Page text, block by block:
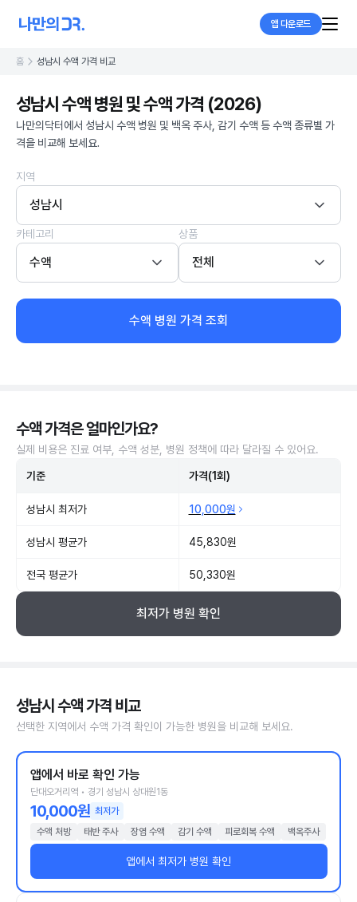
앱 다운로드
홈 성남시 수액 가격 비교
성남시 수액 병원 및 수액 가격 (2026)
나만의닥터에서 성남시 수액 병원 및 백옥 주사, 감기 수액 등 수액 종류별 가
격을 비교해 보세요.
지역
성남시
카테고리
수액
상품
전체
수액 병원 가격 조회
수액 가격은 얼마인가요?
실제 비용은 진료 여부, 수액 성분, 병원 정책에 따라 달라질 수 있어요.
기준 가격(1회)
성남시 최저가 10,000원
성남시 평균가 45,830원
전국 평균가 50,330원
최저가 병원 확인
성남시 수액 가격 비교
선택한 지역에서 수액 가격 확인이 가능한 병원을 비교해 보세요.
앱에서 바로 확인 가능
단대오거리역 • 경기 성남시 상대원1동
10,000원 최저가
수액 처방
태반 주사 장염 수액 감기 수액 피로회복 수액 백옥주사
앱에서 최저가 병원 확인